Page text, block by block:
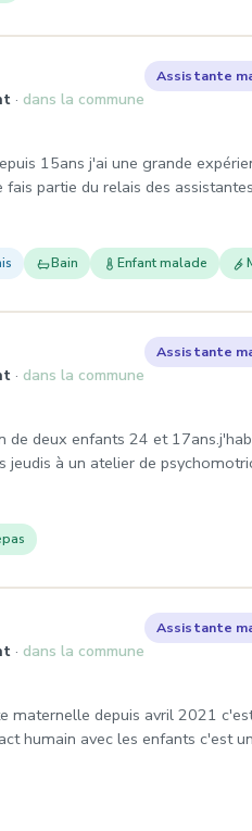
maternelle à Lyon
dans la commune
Assistante
15ans j'ai une grande
partie du relais des
Bain Enfant malade
maternelle à Lyon 8e
dans la commune
Assistante
de deux enfants 24 et
jeudis à un atelier de
maternelle à Lyon
dans la commune
Assistante
maternelle depuis avril 2021
humain avec les enfants c'est